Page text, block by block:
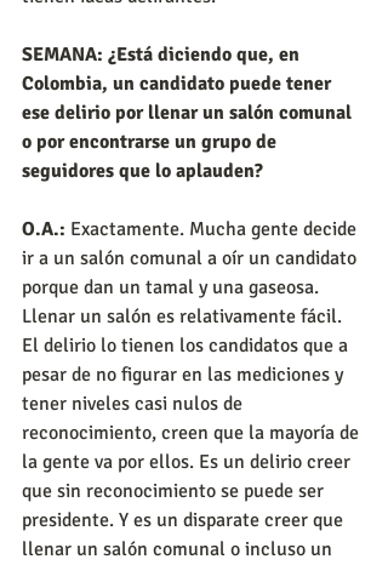
SEMANA: ¿Está diciendo que, en
Colombia, un candidato puede tener
ese delirio por llenar un salón comunal
o por encontrarse un grupo de
seguidores que lo aplauden?
O.A.: Exactamente. Mucha gente decide
ir a un salón comunal a oír un candidato
porque dan un tamal y una gaseosa.
Llenar un salón es relativamente fácil.
El delirio lo tienen los candidatos que a
pesar de no figurar en las mediciones y
tener niveles casi nulos de
reconocimiento, creen que la mayoría de
la gente va por ellos. Es un delirio creer
que sin reconocimiento se puede ser
presidente. Y es un disparate creer que
llenar un salón comunal o incluso un